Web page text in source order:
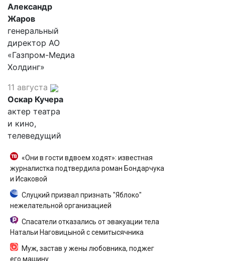
Александр
Жаров
генеральный
директор АО
«Газпром-Медиа
Холдинг»
11 августа
Оскар Кучера
актер театра
и кино,
телеведущий
«Они в гости вдвоем ходят»: известная
журналистка подтвердила роман Бондарчука
и Исаковой
Слуцкий призвал признать "Яблоко"
нежелательной организацией
Спасатели отказались от эвакуации тела
Натальи Наговицыной с семитысячника
Муж, застав у жены любовника, поджег
его машину